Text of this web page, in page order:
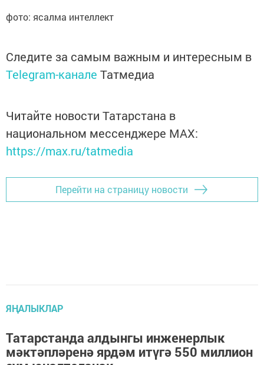
фото: ясалма интеллект
Следите за самым важным и интересным в
Telegram-канале Татмедиа
Читайте новости Татарстана в
национальном мессенджере MАХ:
https://max.ru/tatmedia
Перейти на страницу новости
ЯҢАЛЫКЛАР
Татарстанда алдынгы инженерлык
мәктәпләренә ярдәм итүгә 550 миллион